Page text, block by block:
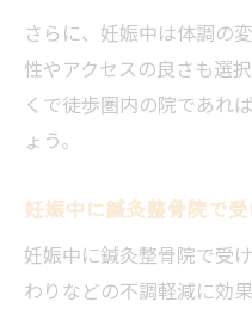
妊婦でも安心し
工夫
安全な環境で妊
リスクを避ける
さらに、妊娠中は体調の
性やアクセスの良さも選
くで徒歩圏内の院であれ
ょう。
妊娠中に鍼灸整骨院で
妊娠中に鍼灸整骨院で受
わりなどの不調軽減に効